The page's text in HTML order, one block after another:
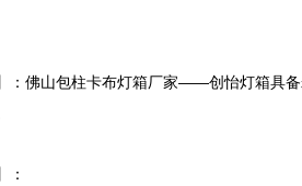
：佛山包柱卡布灯箱厂家——创怡灯箱具
：